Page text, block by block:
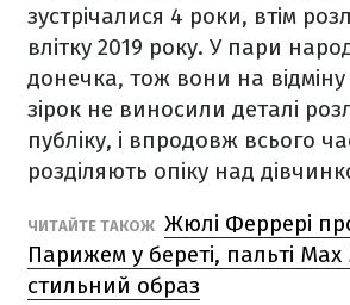
зустрічалися 4 роки, втім
влітку 2019 року. У пари
донечка, тож вони на відміну
зірок не виносили деталі
публіку, і впродовж всього
розділяють опіку над
ЧИТАЙТЕ ТАКОЖ Жюлі Феррері
Парижем у береті, пальті Max
стильний образ